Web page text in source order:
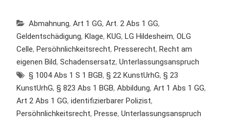
Abmahnung, Art 1 GG, Art. 2 Abs 1 GG,
Geldentschädigung, Klage, KUG, LG Hildesheim, OLG
Celle, Persöhnlichkeitsrecht, Presserecht, Recht am
eigenen Bild, Schadensersatz, Unterlassungsanspruch
§ 1004 Abs 1 S 1 BGB, § 22 KunstUrhG, § 23
KunstUrhG, § 823 Abs 1 BGB, Abbildung, Art 1 Abs 1 GG,
Art 2 Abs 1 GG, identifizierbarer Polizist,
Persöhnlichkeitsrecht, Presse, Unterlassungsanspruch